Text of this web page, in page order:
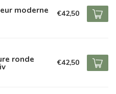
moderne €42,50
ronde €42,50